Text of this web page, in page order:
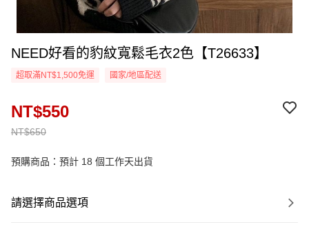
NEED好看的豹紋寬鬆毛衣2色【T26633】
超取滿NT$1,500免運 國家/地區配送
NT$650
NT$550
預購商品：預計 18 個工作天出貨
請選擇商品選項